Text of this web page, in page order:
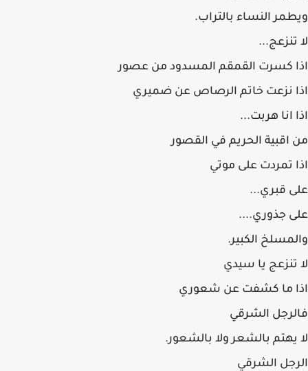
ويطمر النساء بالتراب.
لا تنزعج...
اذا كسرت القمقم المسدود من عصور
اذا نزعت خاتم الرصاص عن ضميري
اذا انا هربت...
من اقبية الحريم في القصور
اذا تمردت على موتي
على قبري...
على جذوري....
والمسلخ الكبير.
لا تنزعج يا سيدي
اذا ما كشفت عن شعوري
فالرجل الشرقي
لا يهتم بالشعر ولا بالشعور.
الرجل الشرقي